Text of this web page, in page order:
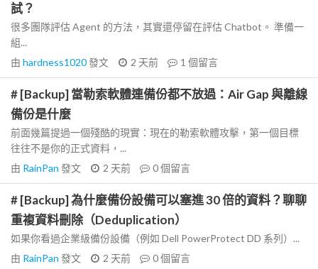
試？
很多團隊評估 Agent 的方法，其實還停留在評估 Chatbot。 準備一
組...
由 hardness1020發文 2 天前 1 個留言
# [Backup] 當勒索軟體連備份都不放過：Air Gap 與離線
備份是什麼
前面幾篇提過一個殘酷的現實：現在的勒索軟體攻擊，第一個目標
往往不是你的正式資料，...
由 RainPan 發文 2 天前 0個留言
# [Backup] 為什麼備份設備可以塞進 30 倍的資料？聊聊
重複資料刪除（Deduplication）
如果你看過企業級備份設備（例如 Dell PowerProtect DD 系列）...
由 RainPan 發文 2 天前 0個留言